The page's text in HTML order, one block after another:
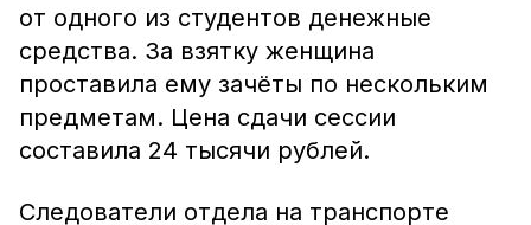
от одного из студентов денежные
средства. За взятку женщина
проставила ему зачёты по нескольким
предметам. Цена сдачи сессии
составила 24 тысячи рублей.
Следователи отдела на транспорте